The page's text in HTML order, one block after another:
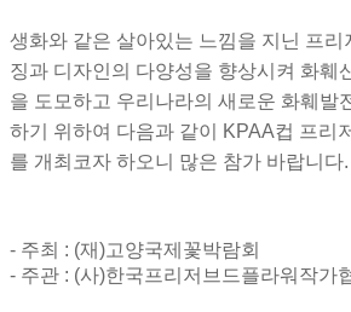
생화와 같은 살아있는 느낌을 지닌 프리
징과 디자인의 다양성을 향상시켜 화훼
을 도모하고 우리나라의 새로운 화훼발
하기 위하여 다음과 같이
KPAA컵 프리
를 개최코자 하오니 많은 참가 바랍니다.
- 주최 : (재)고양국제꽃박람회
- 주관 : (사)한국프리저브드플라워작가